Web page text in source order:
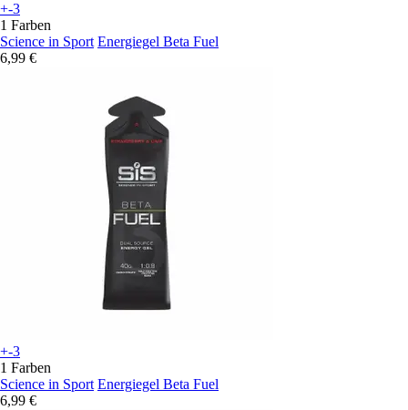
+-3
1 Farben
Science in Sport Energiegel Beta Fuel
6,99 €
+-3
1 Farben
Science in Sport Energiegel Beta Fuel
6,99 €